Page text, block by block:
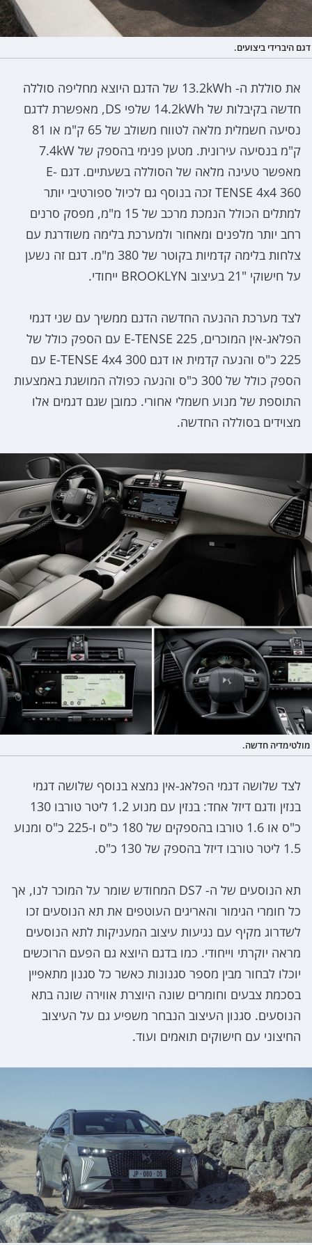
דגם היברידי ביצועים.
את סוללת ה- 13.2kWh של הדגם היוצא מחליפה סוללה
חדשה בקיבלות של 14.2kWh שלפי DS, מאפשרת לדגם
נסיעה חשמלית מלאה לטווח משולב של 65 ק"מ או 81
ק"מ בנסיעה עירונית. מטען פנימי בהספק של 7.4kW
מאפשר טעינה מלאה של הסוללה בשעתיים. דגם E-
TENSE 4x4 360 זכה בנוסף גם לכיול ספורטיבי יותר
למתלים הכולל הנמכת מרכב של 15 מ"מ, מפסק סרנים
רחב יותר מלפנים ומאחור ולמערכת בלימה משודרגת עם
צלחות בלימה קדמיות בקוטר של 380 מ"מ. דגם זה נשען
על חישוקי "21 בעיצוב BROOKLYN ייחודי.
לצד מערכת ההנעה החדשה הדגם ממשיך עם שני דגמי
הפלאג-אין המוכרים, E-TENSE 225 עם הספק כולל של
225 כ"ס והנעה קדמית או דגם E-TENSE 4x4 300 עם
הספק כולל של 300 כ"ס והנעה כפולה המושגת באמצעות
התוספת של מנוע חשמלי אחורי. כמובן שגם דגמים אלו
מצוידים בסוללה החדשה.
מולטימדיה חדשה.
לצד שלושה דגמי הפלאג-אין נמצא בנוסף שלושה דגמי
בנזין ודגם דיזל אחד: בנזין עם מנוע 1.2 ליטר טורבו 130
כ"ס או 1.6 טורבו בהספקים של 180 כ"ס ו-225 כ"ס ומנוע
1.5 ליטר טורבו דיזל בהספק של 130 כ"ס.
תא הנוסעים של ה- DS7 המחודש שומר על המוכר לנו, אך
כל חומרי הגימור והאריגים העוטפים את תא הנוסעים זכו
לשדרוג מקיף עם נגיעות עיצוב המעניקות לתא הנוסעים
מראה יוקרתי וייחודי. כמו בדגם היוצא גם הפעם הרוכשים
יוכלו לבחור מבין מספר סגנונות כאשר כל סגנון מתאפיין
בסכמת צבעים וחומרים שונה היוצרת אווירה שונה בתא
הנוסעים. סגנון העיצוב הנבחר משפיע גם על העיצוב
החיצוני עם חישוקים תואמים ועוד.